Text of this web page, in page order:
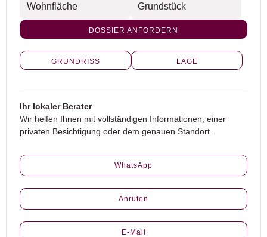
Wohnfläche Grundstück
DOSSIER ANFORDERN
GRUNDRISS LAGE
Ihr lokaler Berater
Wir helfen Ihnen mit vollständigen Informationen, einer
privaten Besichtigung oder dem genauen Standort.
WhatsApp
Anrufen
E-Mail